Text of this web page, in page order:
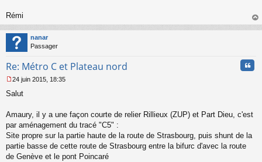
Rémi
au
nanar
Passager
Re: Métro C et Plateau nord
e
s
g
e
n
o
24 juin 2015, 18:35
Salut
Amaury, il y a une façon courte de relier Rillieux (ZUP) et Part Dieu, c'est
par aménagement du tracé "C5" :
Site propre sur la partie haute de la route de Strasbourg, puis shunt de la
partie basse de cette route de Strasbourg entre la bifurc d'avec la route
de Genève et le pont Poincaré